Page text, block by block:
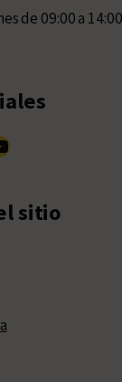
de 09:00 a
sitio